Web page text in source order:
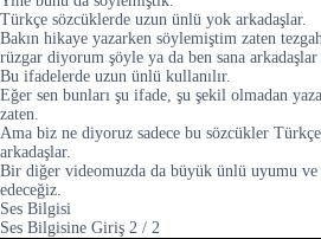
Türkçe sözcüklerde uzun ünlü yok arkadaşlar.
Bakın hikaye yazarken söylemiştim zaten
rüzgar diyorum şöyle ya da ben sana
Bu ifadelerde uzun ünlü kullanılır.
Eğer sen bunları şu ifade, şu şekil olmadan
zaten.
Ama biz ne diyoruz sadece bu sözcükler
arkadaşlar.
Bir diğer videomuzda da büyük ünlü uyumu
edeceğiz.
Ses Bilgisi
Ses Bilgisine Giriş 2 / 2